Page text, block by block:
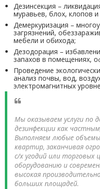
Дезинсекция –
муравьев, блох, клопов и
Демеркуризация –
загрязнений,
мебели и обихода;
Дезодорация –
запахов в помещениях,
Проведение
анализ почвы, вод,
электромагнитных
Мы оказываем услуги по
дезинфекции как
Выполняем любые
квартир, заканчивая
с/х угодий или
оборудованию и
высокая
больших площадей.